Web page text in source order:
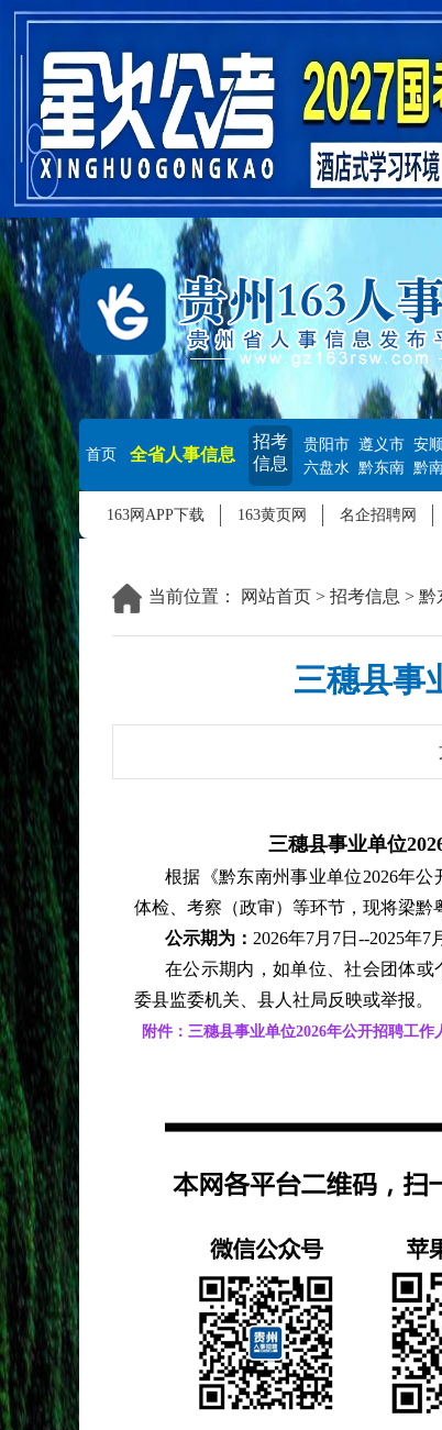
首页 全省人事信息
招考
信息
贵阳市 遵义市 安
六盘水 黔东南 黔
163网APP下载 163黄页网 名企招聘网
当前位置： 网站首页 > 招考信息 > 黔
三穗县事
三穗县事业单位
根据《黔东南州事业单位2026年
体检、考察（政审）等环节，现将梁黔
公示期为： 2026年7月7日--2025年7
在公示期内，如单位、社会团体
委县监委机关、县人社局反映或举报。
附件：三穗县事业单位2026年公开招聘工